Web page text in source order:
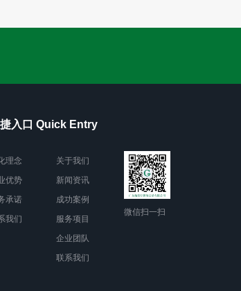
入口 Quick Entry
理念
优势
承诺
我们
关于我们
新闻资讯
成功案例
服务项目
企业团队
联系我们
微信扫一扫